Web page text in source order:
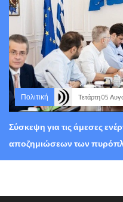
Πολιτική Τετάρτη 05
Σύσκεψη για τις άμεσες
αποζημιώσεων των